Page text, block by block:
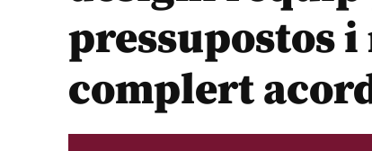
pressupostos i
complert